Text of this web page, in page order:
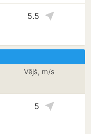
5.5
Vējš, m/s
5